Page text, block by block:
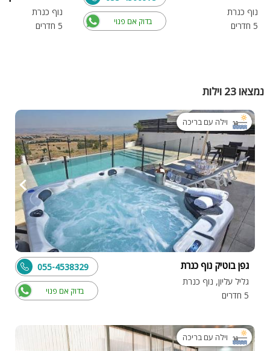
נוף כנרת
5 חדרים
בדוק אם פנוי
נוף כנרת
5 חדרים
נמצאו 23 וילות
וילה עם בריכה
גפן בוטיק נוף כנרת
גליל עליון, נוף כנרת
5 חדרים
בדוק אם פנוי
055-4538329
וילה עם בריכה